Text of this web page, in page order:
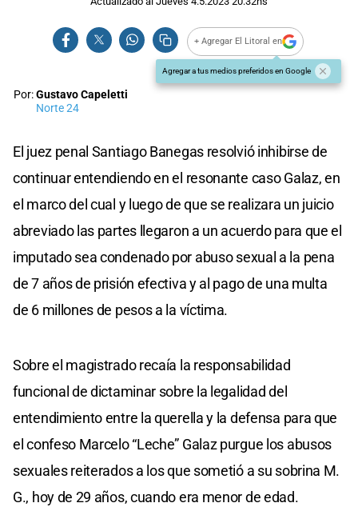
+ Agregar El Litoral en
Agregar a tus medios preferidos en Google
Por:Gustavo Capeletti
Norte 24
El juez penal Santiago Banegas resolvió inhibirse de
continuar entendiendo en el resonante caso Galaz, en
el marco del cual y luego de que se realizara un juicio
abreviado las partes llegaron a un acuerdo para que el
imputado sea condenado por abuso sexual a la pena
de 7 años de prisión efectiva y al pago de una multa
de 6 millones de pesos a la víctima.
Sobre el magistrado recaía la responsabilidad
funcional de dictaminar sobre la legalidad del
entendimiento entre la querella y la defensa para que
el confeso Marcelo “Leche” Galaz purgue los abusos
sexuales reiterados a los que sometió a su sobrina M.
G., hoy de 29 años, cuando era menor de edad.